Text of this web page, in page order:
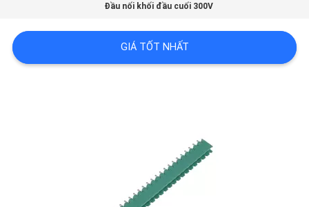
CHÚNG
TÔI
Đầu nối khối đầu cuối 300V
GIÁ TỐT NHẤT